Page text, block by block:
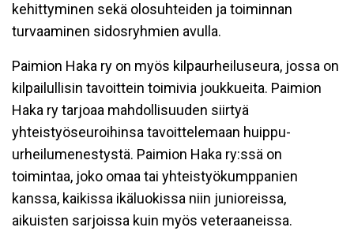
kehittyminen sekä olosuhteiden ja toiminnan
turvaaminen sidosryhmien avulla.
Paimion Haka ry on myös kilpaurheiluseura, jossa on
kilpailullisin tavoittein toimivia joukkueita. Paimion
Haka ry tarjoaa mahdollisuuden siirtyä
yhteistyöseuroihinsa tavoittelemaan huippu-
urheilumenestystä. Paimion Haka ry:ssä on
toimintaa, joko omaa tai yhteistyökumppanien
kanssa, kaikissa ikäluokissa niin junioreissa,
aikuisten sarjoissa kuin myös veteraaneissa.